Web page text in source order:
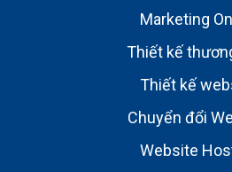
Marketing
Thiết kế
Thiết kế
Chuyển đổi
Website